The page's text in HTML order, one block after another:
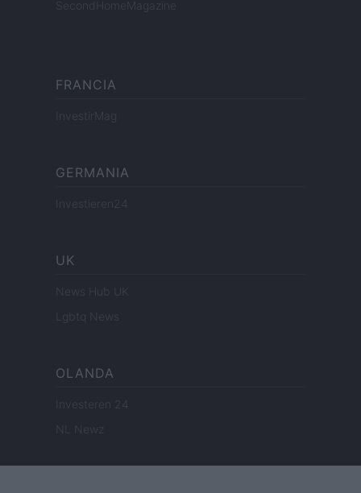
SecondHomeMagazine
FRANCIA
InvestirMag
GERMANIA
Investieren24
UK
News Hub UK
Lgbtq News
OLANDA
Investeren 24
NL Newz